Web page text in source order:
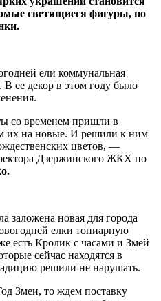
светящиеся фигуры, но
ели коммунальная
ее декор в этом году было
со временем пришли в
их на новые. И решили к ним
цветов, —
Дзержинского ЖКХ по
заложена новая для города
елки топиарную
есть Кролик с часами и Змей
сейчас находятся в
решили не нарушать.
Змеи, то ждем поставку